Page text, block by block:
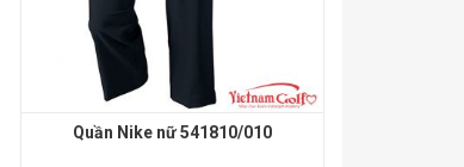
Quần Nike nữ 541810/010